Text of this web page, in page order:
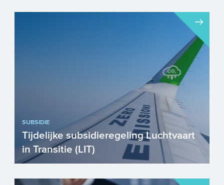
SUBSIDIE
Tijdelijke subsidieregeling Luchtvaart
in Transitie (LIT)